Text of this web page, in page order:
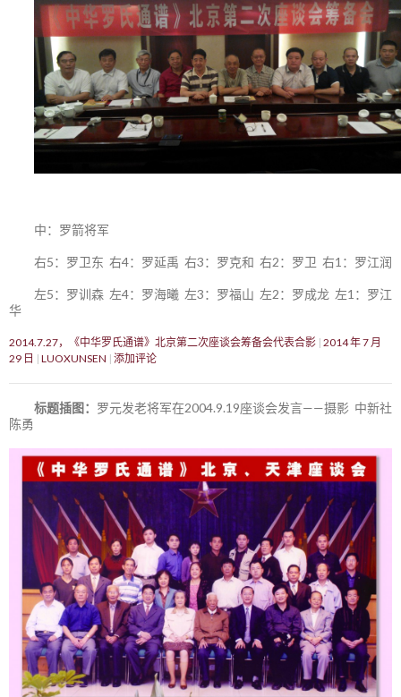
中：罗箭将军
右5：罗卫东 右4：罗延禹 右3：罗克和 右2：罗卫 右1：罗江润
左5：罗训森 左4：罗海曦 左3：罗福山 左2：罗成龙 左1：罗江
华
2014.7.27，《中华罗氏通谱》北京第二次座谈会筹备会代表合影 2014 年 7 月
29 日
LUOXUNSEN 添加评论
标题插图： 罗元发老将军在2004.9.19座谈会发言——摄影 中新社
陈勇